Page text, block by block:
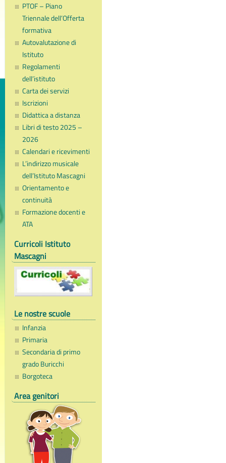
PTOF – Piano
Triennale dell’Offerta
formativa
Autovalutazione di
Istituto
Regolamenti
dell’istituto
Carta dei servizi
Iscrizioni
Didattica a distanza
Libri di testo 2025 –
2026
Calendari e ricevimenti
L’indirizzo musicale
dell’Istituto Mascagni
Orientamento e
continuità
Formazione docenti e
ATA
Curricoli Istituto
Mascagni
Le nostre scuole
Infanzia
Primaria
Secondaria di primo
grado Buricchi
Borgoteca
Area genitori